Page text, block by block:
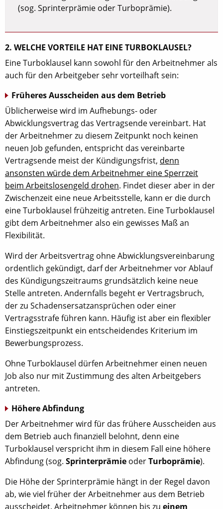
(sog. Sprinterprämie oder Turboprämie).
2. WELCHE VORTEILE HAT EINE TURBOKLAUSEL?
Eine Turboklausel kann sowohl für den Arbeitnehmer als
auch für den Arbeitgeber sehr vorteilhaft sein:
Früheres Ausscheiden aus dem Betrieb
Üblicherweise wird im Aufhebungs- oder
Abwicklungsvertrag das Vertragsende vereinbart. Hat
der Arbeitnehmer zu diesem Zeitpunkt noch keinen
neuen Job gefunden, entspricht das vereinbarte
Vertragsende meist der Kündigungsfrist, denn
ansonsten würde dem Arbeitnehmer eine Sperrzeit
beim Arbeitslosengeld drohen. Findet dieser aber in der
Zwischenzeit eine neue Arbeitsstelle, kann er die durch
eine Turboklausel frühzeitig antreten. Eine Turboklausel
gibt dem Arbeitnehmer also ein gewisses Maß an
Flexibilität.
Wird der Arbeitsvertrag ohne Abwicklungsvereinbarung
ordentlich gekündigt, darf der Arbeitnehmer vor Ablauf
des Kündigungszeitraums grundsätzlich keine neue
Stelle antreten. Andernfalls begeht er Vertragsbruch,
der zu Schadensersatzansprüchen oder einer
Vertragsstrafe führen kann. Häufig ist aber ein flexibler
Einstiegszeitpunkt ein entscheidendes Kriterium im
Bewerbungsprozess.
Ohne Turboklausel dürfen Arbeitnehmer einen neuen
Job also nur mit Zustimmung des alten Arbeitgebers
antreten.
Höhere Abfindung
Der Arbeitnehmer wird für das frühere Ausscheiden aus
dem Betrieb auch finanziell belohnt, denn eine
Turboklausel verspricht ihm in diesem Fall eine höhere
Abfindung (sog. Sprinterprämie oderTurboprämie).
Die Höhe der Sprinterprämie hängt in der Regel davon
ab, wie viel früher der Arbeitnehmer aus dem Betrieb
ausscheidet. Arbeitnehmer können bis zu einem